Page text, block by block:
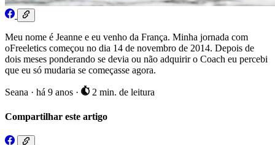
Meu nome é Jeanne e eu venho da França. Minha jornada com
oFreeletics começou no dia 14 de novembro de 2014. Depois de
dois meses ponderando se devia ou não adquirir o Coach eu percebi
que eu só mudaria se começasse agora.
Seana · há 9 anos · 2 min. de leitura
Compartilhar este artigo